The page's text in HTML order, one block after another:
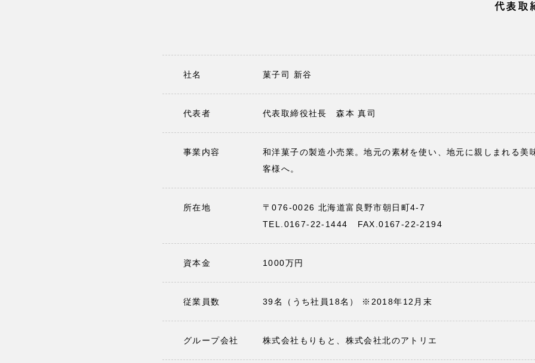
代表取
社名 菓子司 新谷
代表者 代表取締役社長 森本 真司
事業内容
和洋菓子の製造小売業。地元の素材を使い、地元に親しまれる美
客様へ。
所在地
〒076-0026 北海道富良野市朝日町4-7
TEL.0167-22-1444 FAX.0167-22-2194
資本金 1000万円
従業員数 39名（うち社員18名） ※2018年12月末
グループ会社 株式会社もりもと 、株式会社北のアトリエ